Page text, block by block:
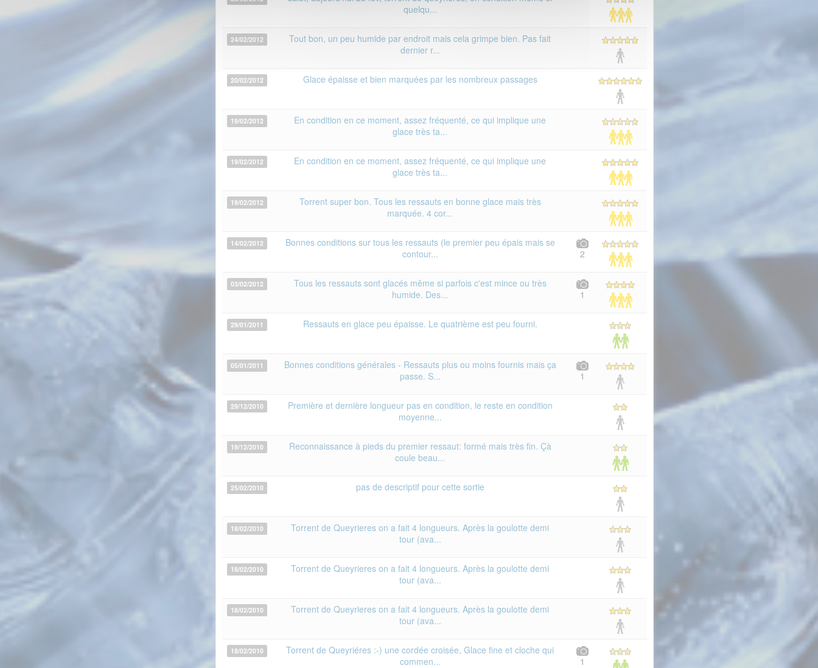
quelqu...
24/02/2012
Tout bon, un peu humide par endroit mais cela grimpe bien. Pas fait
dernier r...
20/02/2012 Glace épaisse et bien marquées par les nombreux passages
19/02/2012
En condition en ce moment, assez fréquenté, ce qui implique une
glace très ta...
19/02/2012
En condition en ce moment, assez fréquenté, ce qui implique une
glace très ta...
19/02/2012
Torrent super bon. Tous les ressauts en bonne glace mais très
marquée. 4 cor...
14/02/2012
Bonnes conditions sur tous les ressauts (le premier peu épais mais se
contour...
2
03/02/2012
Tous les ressauts sont glacés même si parfois c'est mince ou très
humide. Des...
1
29/01/2011 Ressauts en glace peu épaisse. Le quatrième est peu fourni.
05/01/2011
Bonnes conditions générales - Ressauts plus ou moins fournis mais ça
passe. S...
1
29/12/2010
Première et dernière longueur pas en condition, le reste en condition
moyenne...
19/12/2010
Reconnaissance à pieds du premier ressaut: formé mais très fin. Çà
coule beau...
25/02/2010 pas de descriptif pour cette sortie
18/02/2010
Torrent de Queyrieres on a fait 4 longueurs. Après la goulotte demi
tour (ava...
18/02/2010
Torrent de Queyrieres on a fait 4 longueurs. Après la goulotte demi
tour (ava...
18/02/2010
Torrent de Queyrieres on a fait 4 longueurs. Après la goulotte demi
tour (ava...
18/02/2010
Torrent de Queyriéres :-) une cordée croisée, Glace fine et cloche qui
commen...
1